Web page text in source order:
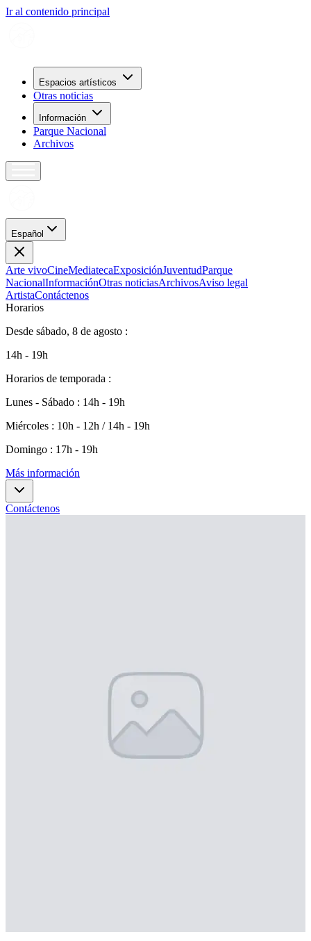
Ir al contenido principal
Espacios artísticos
Otras noticias
Información
Parque Nacional
Archivos
Español
Arte vivoCineMediatecaExposiciónJuventudParque
NacionalInformaciónOtras noticiasArchivosAviso legal
ArtistaContáctenos
Horarios
Desde sábado, 8 de agosto :
14h - 19h
Horarios de temporada :
Lunes - Sábado : 14h - 19h
Miércoles : 10h - 12h / 14h - 19h
Domingo : 17h - 19h
Más información
Contáctenos